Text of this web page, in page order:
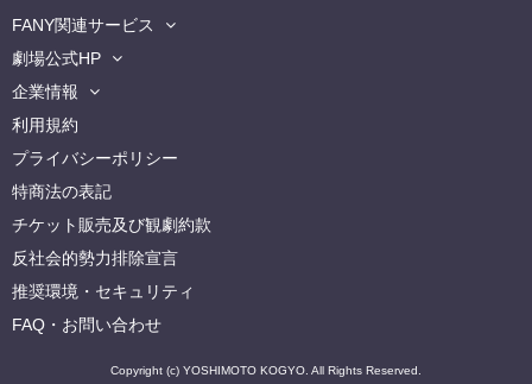
FANY関連サービス
劇場公式HP
企業情報
利用規約
プライバシーポリシー
特商法の表記
チケット販売及び観劇約款
反社会的勢力排除宣言
推奨環境・セキュリティ
FAQ・お問い合わせ
Copyright (c) YOSHIMOTO KOGYO. All Rights Reserved.